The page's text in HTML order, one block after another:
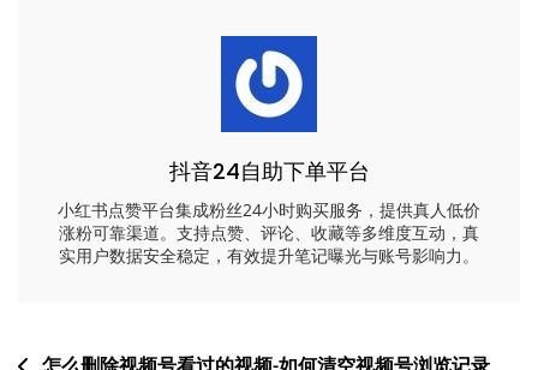
抖音24自助下单平台
小红书点赞平台集成粉丝24小时购买服务，提供真人低价
涨粉可靠渠道。支持点赞、评论、收藏等多维度互动，真
实用户数据安全稳定，有效提升笔记曝光与账号影响力。